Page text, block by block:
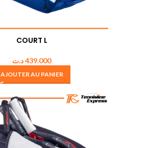
COURT L
439.000د.ت
AJOUTER AU PANIER